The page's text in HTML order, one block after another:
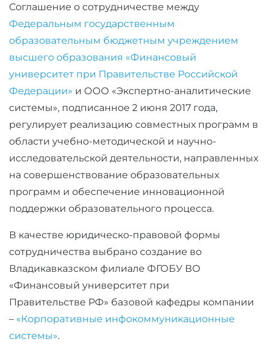
Соглашение о сотрудничестве между
Федеральным государственным
образовательным бюджетным учреждением
высшего образования «Финансовый
университет при Правительстве Российской
Федерации» и ООО «Экспертно-аналитические
системы», подписанное 2 июня 2017 года,
регулирует реализацию совместных программ в
области учебно-методической и научно-
исследовательской деятельности, направленных
на совершенствование образовательных
программ и обеспечение инновационной
поддержки образовательного процесса.
В качестве юридическо-правовой формы
сотрудничества выбрано создание во
Владикавказском филиале ФГОБУ ВО
«Финансовый университет при
Правительстве РФ» базовой кафедры компании
– «Корпоративные инфокоммуникационные
системы».